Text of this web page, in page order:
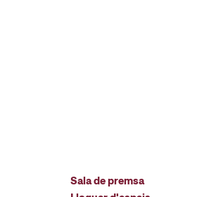
Sala de premsa